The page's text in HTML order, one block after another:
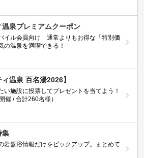
温泉プレミアムクーポン
イル会員向け 通常よりもお得な「特別価
の温泉を満喫できる！
ィ温泉 百名湯2026】
い施設に投票してプレゼントを当てよう！
催 / 合計260名様）
集
岩盤浴情報だけをピックアップ。まとめて